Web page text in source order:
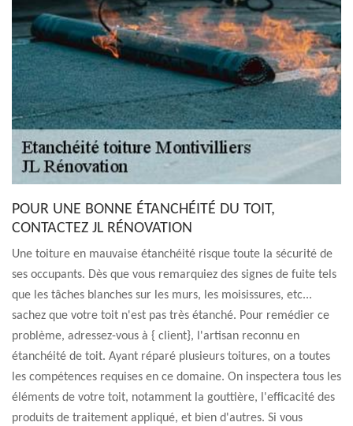
POUR UNE BONNE ÉTANCHÉITÉ DU TOIT,
CONTACTEZ JL RÉNOVATION
Une toiture en mauvaise étanchéité risque toute la sécurité de
ses occupants. Dès que vous remarquiez des signes de fuite tels
que les tâches blanches sur les murs, les moisissures, etc...
sachez que votre toit n'est pas très étanché. Pour remédier ce
problème, adressez-vous à { client}, l'artisan reconnu en
étanchéité de toit. Ayant réparé plusieurs toitures, on a toutes
les compétences requises en ce domaine. On inspectera tous les
éléments de votre toit, notamment la gouttière, l'efficacité des
produits de traitement appliqué, et bien d'autres. Si vous